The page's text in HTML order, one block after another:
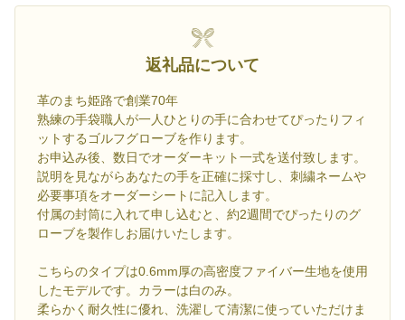
返礼品について
革のまち姫路で創業70年
熟練の手袋職人が一人ひとりの手に合わせてぴったりフィ
ットするゴルフグローブを作ります。
お申込み後、数日でオーダーキット一式を送付致します。
説明を見ながらあなたの手を正確に採寸し、刺繍ネームや
必要事項をオーダーシートに記入します。
付属の封筒に入れて申し込むと、約2週間でぴったりのグ
ローブを製作しお届けいたします。
こちらのタイプは0.6mm厚の高密度ファイバー生地を使用
したモデルです。カラーは白のみ。
柔らかく耐久性に優れ、洗濯して清潔に使っていただけま